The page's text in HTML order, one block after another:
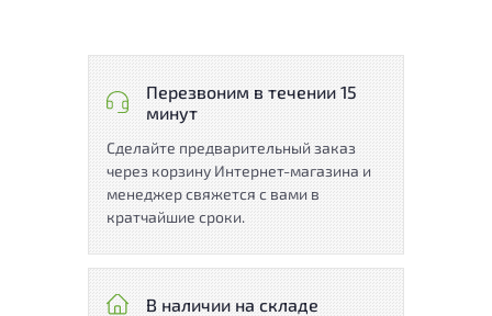
Перезвоним в течении 15
минут
Сделайте предварительный заказ
через корзину Интернет-магазина и
менеджер свяжется с вами в
кратчайшие сроки.
В наличии на складе